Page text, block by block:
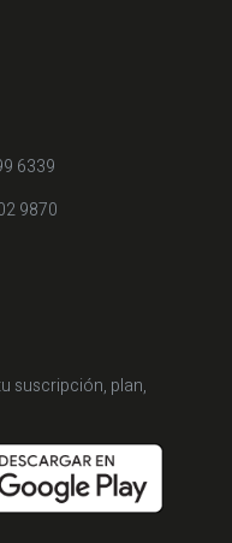
6339
9870
suscripción, plan,